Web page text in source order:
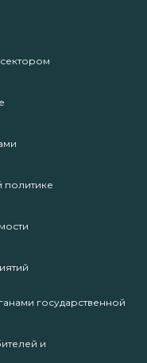
политике
государственной
и